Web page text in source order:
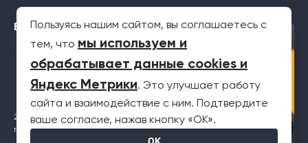
Будьте с нами
2026 © Все права защищены. Информация на сайте не является
публичной офертой
Пользуясь нашим сайтом, вы соглашаетесь с
тем, что мы используем и
обрабатывает данные cookies и
Яндекс Метрики. Это улучшает работу
сайта и взаимодействие с ним. Подтвердите
ваше согласие, нажав кнопку «OK».